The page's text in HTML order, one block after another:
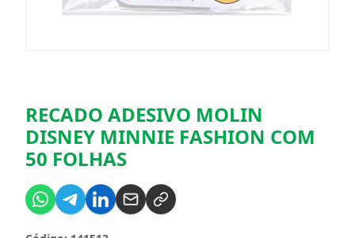
RECADO ADESIVO MOLIN
DISNEY MINNIE FASHION COM
50 FOLHAS